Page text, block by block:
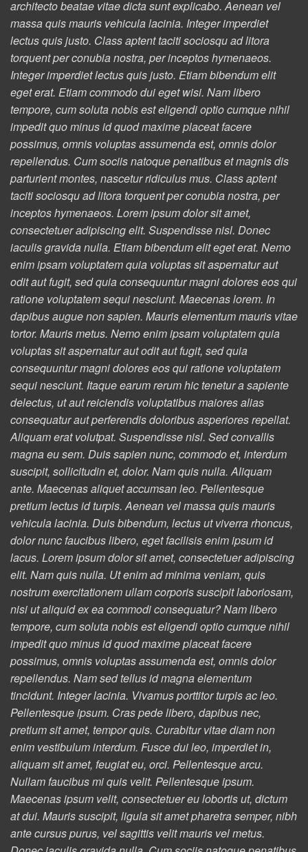
architecto beatae vitae dicta sunt explicabo. Aenean vel
massa quis mauris vehicula lacinia. Integer imperdiet
lectus quis justo. Class aptent taciti sociosqu ad litora
torquent per conubia nostra, per inceptos hymenaeos.
Integer imperdiet lectus quis justo. Etiam bibendum elit
eget erat. Etiam commodo dui eget wisi. Nam libero
tempore, cum soluta nobis est eligendi optio cumque nihil
impedit quo minus id quod maxime placeat facere
possimus, omnis voluptas assumenda est, omnis dolor
repellendus. Cum sociis natoque penatibus et magnis dis
parturient montes, nascetur ridiculus mus. Class aptent
taciti sociosqu ad litora torquent per conubia nostra, per
inceptos hymenaeos. Lorem ipsum dolor sit amet,
consectetuer adipiscing elit. Suspendisse nisl. Donec
iaculis gravida nulla. Etiam bibendum elit eget erat. Nemo
enim ipsam voluptatem quia voluptas sit aspernatur aut
odit aut fugit, sed quia consequuntur magni dolores eos qui
ratione voluptatem sequi nesciunt. Maecenas lorem. In
dapibus augue non sapien. Mauris elementum mauris vitae
tortor. Mauris metus. Nemo enim ipsam voluptatem quia
voluptas sit aspernatur aut odit aut fugit, sed quia
consequuntur magni dolores eos qui ratione voluptatem
sequi nesciunt. Itaque earum rerum hic tenetur a sapiente
delectus, ut aut reiciendis voluptatibus maiores alias
consequatur aut perferendis doloribus asperiores repellat.
Aliquam erat volutpat. Suspendisse nisl. Sed convallis
magna eu sem. Duis sapien nunc, commodo et, interdum
suscipit, sollicitudin et, dolor. Nam quis nulla. Aliquam
ante. Maecenas aliquet accumsan leo. Pellentesque
pretium lectus id turpis. Aenean vel massa quis mauris
vehicula lacinia. Duis bibendum, lectus ut viverra rhoncus,
dolor nunc faucibus libero, eget facilisis enim ipsum id
lacus. Lorem ipsum dolor sit amet, consectetuer adipiscing
elit. Nam quis nulla. Ut enim ad minima veniam, quis
nostrum exercitationem ullam corporis suscipit laboriosam,
nisi ut aliquid ex ea commodi consequatur? Nam libero
tempore, cum soluta nobis est eligendi optio cumque nihil
impedit quo minus id quod maxime placeat facere
possimus, omnis voluptas assumenda est, omnis dolor
repellendus. Nam sed tellus id magna elementum
tincidunt. Integer lacinia. Vivamus porttitor turpis ac leo.
Pellentesque ipsum. Cras pede libero, dapibus nec,
pretium sit amet, tempor quis. Curabitur vitae diam non
enim vestibulum interdum. Fusce dui leo, imperdiet in,
aliquam sit amet, feugiat eu, orci. Pellentesque arcu.
Nullam faucibus mi quis velit. Pellentesque ipsum.
Maecenas ipsum velit, consectetuer eu lobortis ut, dictum
at dui. Mauris suscipit, ligula sit amet pharetra semper, nibh
ante cursus purus, vel sagittis velit mauris vel metus.